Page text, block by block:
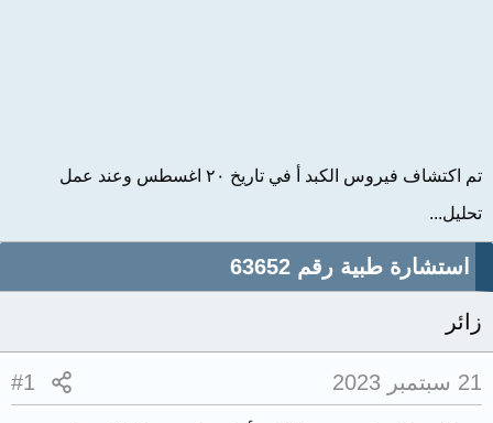
تم اكتشاف فيروس الكبد أ في تاريخ ٢٠ اغسطس وعند عمل
تحليل...
استشارة طبية رقم 63652
زائر
21 سبتمبر 2023 #1